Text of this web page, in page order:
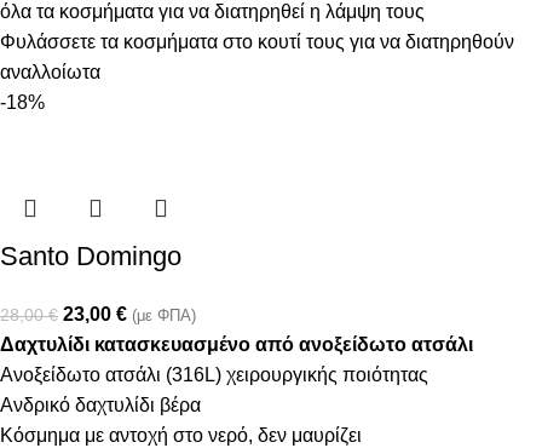
όλα τα κοσμήματα για να διατηρηθεί η λάμψη τους
Φυλάσσετε τα κοσμήματα στο κουτί τους για να διατηρηθούν
αναλλοίωτα
-18%
Santo Domingo
28,00€ 23,00 € (με ΦΠΑ)
Δαχτυλίδι κατασκευασμένο από ανοξείδωτο ατσάλι
Ανοξείδωτο ατσάλι (316L) χειρουργικής ποιότητας
Aνδρικό δαχτυλίδι βέρα
Κόσμημα με αντοχή στο νερό, δεν μαυρίζει